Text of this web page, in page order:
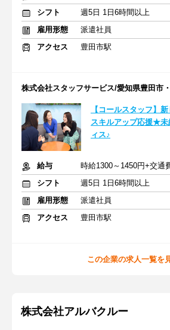
シフト
週5日 1日6時間以上
雇用形態
派遣社員
アクセス
豊田市駅
株式会社スタッフサービス/愛知県豊田市
【コールスタッフ】
スキルアップ応援★
ィス♪
給与
時給1300～1450円+交通
シフト
週5日 1日6時間以上
雇用形態
派遣社員
アクセス
豊田市駅
この企業の求人一覧を
株式会社アルバクルー